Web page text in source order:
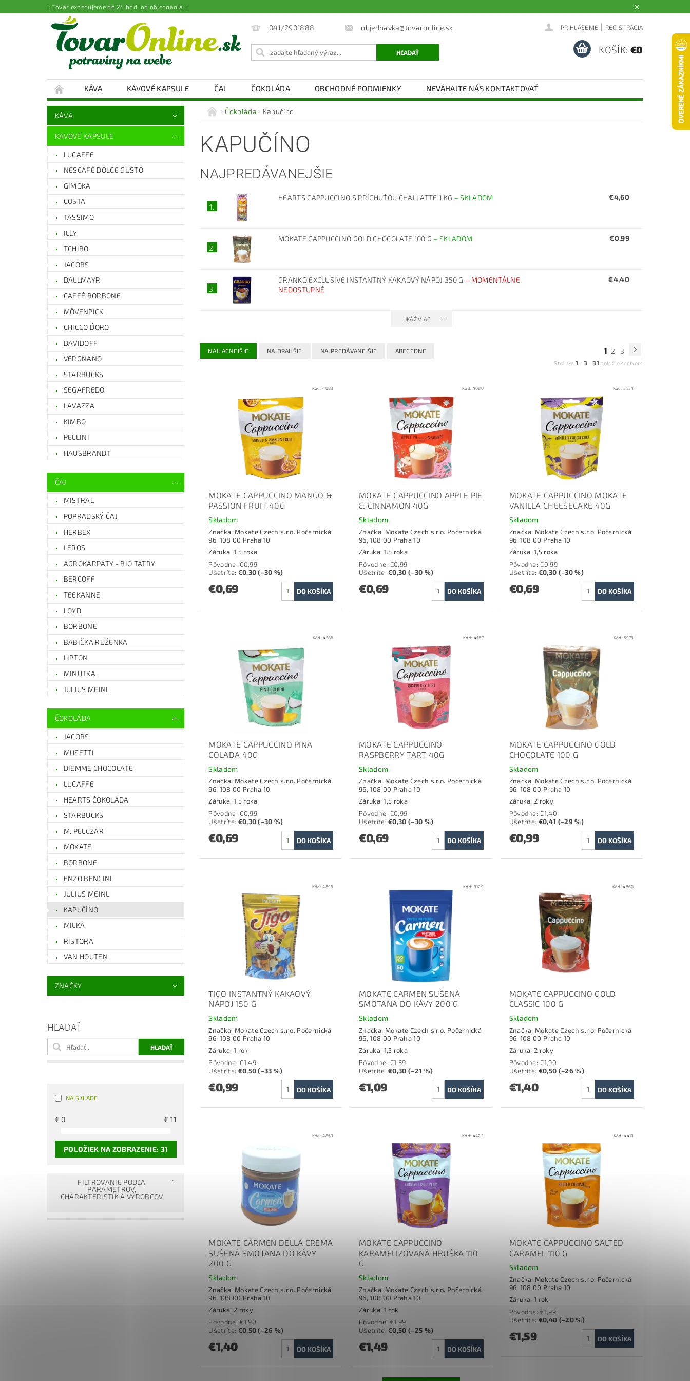
:: Tovar expedujeme do 24 hod. od objednania ::
041/2901888 objednavka@tovaronline.sk PRIHLÁSENIE | REGISTRÁCIA
KOŠÍK: €0
KÁVA KÁVOVÉ KAPSULE ČAJ ČOKOLÁDA OBCHODNÉ PODMIENKY NEVÁHAJTE NÁS KONTAKTOVAŤ
KÁVA
KÁVOVÉ KAPSULE
LUCAFFE
NESCAFÉ DOLCE GUSTO
GIMOKA
COSTA
TASSIMO
ILLY
TCHIBO
JACOBS
DALLMAYR
CAFFÉ BORBONE
MÖVENPICK
CHICCO D´ORO
DAVIDOFF
VERGNANO
STARBUCKS
SEGAFREDO
LAVAZZA
KIMBO
PELLINI
HAUSBRANDT
ČAJ
MISTRAL
POPRADSKÝ ČAJ
HERBEX
LEROS
AGROKARPATY - BIO TATRY
BERCOFF
TEEKANNE
LOYD
BORBONE
BABIČKA RUŽENKA
LIPTON
MINUTKA
JULIUS MEINL
ČOKOLÁDA
JACOBS
MUSETTI
DIEMME CHOCOLATE
LUCAFFE
HEARTS ČOKOLÁDA
STARBUCKS
M. PELCZAR
MOKATE
BORBONE
ENZO BENCINI
JULIUS MEINL
KAPUČÍNO
MILKA
RISTORA
VAN HOUTEN
ZNAČKY
HĽADAŤ
NA SKLADE
€ 0 € 11
POLOŽIEK NA ZOBRAZENIE: 31
FILTROVANIE PODĽA
PARAMETROV,
CHARAKTERISTÍK A VÝROBCOV
Čokoláda Kapučíno
KAPUČÍNO
NAJPREDÁVANEJŠIE
1.
HEARTS CAPPUCCINO S PRÍCHUŤOU CHAI LATTE 1 KG –SKLADOM €4,60
2.
MOKATE CAPPUCCINO GOLD CHOCOLATE 100 G –SKLADOM €0,99
3.
GRANKO EXCLUSIVE INSTANTNÝ KAKAOVÝ NÁPOJ 350 G – MOMENTÁLNE
NEDOSTUPNÉ
€4,40
UKÁŽ VIAC
NAJLACNEJŠIE NAJDRAHŠIE NAJPREDÁVANEJŠIE ABECEDNE 1 2 3
Stránka 1 z3 -31 položiek celkom
Kód:4083
MOKATE CAPPUCCINO MANGO &
PASSION FRUIT 40G
Skladom
Značka: Mokate Czech s.r.o. Počernická
96, 108 00 Praha 10
Záruka: 1,5 roka
Pôvodne:€0,99
Ušetríte: €0,30 (–30 %)
€0,69
Kód: 4080
MOKATE CAPPUCCINO APPLE PIE
& CINNAMON 40G
Skladom
Značka: Mokate Czech s.r.o. Počernická
96, 108 00 Praha 10
Záruka: 1.5 roka
Pôvodne: €0,99
Ušetríte:€0,30 (–30 %)
€0,69
Kód:3534
MOKATE CAPPUCCINO MOKATE
VANILLA CHEESECAKE 40G
Skladom
Značka: Mokate Czech s.r.o. Počernická
96, 108 00 Praha 10
Záruka: 1,5 roka
Pôvodne:€0,99
Ušetríte: €0,30 (–30 %)
€0,69
Kód:4586
MOKATE CAPPUCCINO PINA
COLADA 40G
Skladom
Značka: Mokate Czech s.r.o. Počernická
96, 108 00 Praha 10
Záruka: 1,5 roka
Pôvodne:€0,99
Ušetríte: €0,30 (–30 %)
€0,69
Kód: 4587
MOKATE CAPPUCCINO
RASPBERRY TART 40G
Skladom
Značka: Mokate Czech s.r.o. Počernická
96, 108 00 Praha 10
Záruka: 1,5 roka
Pôvodne: €0,99
Ušetríte:€0,30 (–30 %)
€0,69
Kód:5973
MOKATE CAPPUCCINO GOLD
CHOCOLATE 100 G
Skladom
Značka: Mokate Czech s.r.o. Počernická
96, 108 00 Praha 10
Záruka: 2 roky
Pôvodne:€1,40
Ušetríte: €0,41 (–29 %)
€0,99
Kód:4893
TIGO INSTANTNÝ KAKAOVÝ
NÁPOJ 150 G
Skladom
Značka: Mokate Czech s.r.o. Počernická
96, 108 00 Praha 10
Záruka: 1 rok
Pôvodne:€1,49
Ušetríte: €0,50 (–33 %)
€0,99
Kód: 3129
MOKATE CARMEN SUŠENÁ
SMOTANA DO KÁVY 200 G
Skladom
Značka: Mokate Czech s.r.o. Počernická
96, 108 00 Praha 10
Záruka: 1,5 roka
Pôvodne: €1,39
Ušetríte:€0,30 (–21 %)
€1,09
Kód:4860
MOKATE CAPPUCCINO GOLD
CLASSIC 100 G
Skladom
Značka: Mokate Czech s.r.o. Počernická
96, 108 00 Praha 10
Záruka: 2 roky
Pôvodne:€1,90
Ušetríte: €0,50 (–26 %)
€1,40
Kód:4869
MOKATE CARMEN DELLA CREMA
SUŠENÁ SMOTANA DO KÁVY
200 G
Skladom
Značka: Mokate Czech s.r.o. Počernická
96, 108 00 Praha 10
Záruka: 2 roky
Pôvodne: €1,90
Ušetríte: €0,50 (–26 %)
€1,40
Kód: 4422
MOKATE CAPPUCCINO
KARAMELIZOVANÁ HRUŠKA 110
G
Skladom
Značka: Mokate Czech s.r.o. Počernická
96, 108 00 Praha 10
Záruka: 1 rok
Pôvodne: €1,99
Ušetríte:€0,50 (–25 %)
€1,49
Kód:4419
MOKATE CAPPUCCINO SALTED
CARAMEL 110 G
Skladom
Značka: Mokate Czech s.r.o. Počernická
96, 108 00 Praha 10
Záruka: 1 rok
Pôvodne: €1,99
Ušetríte: €0,40 (–20 %)
€1,59